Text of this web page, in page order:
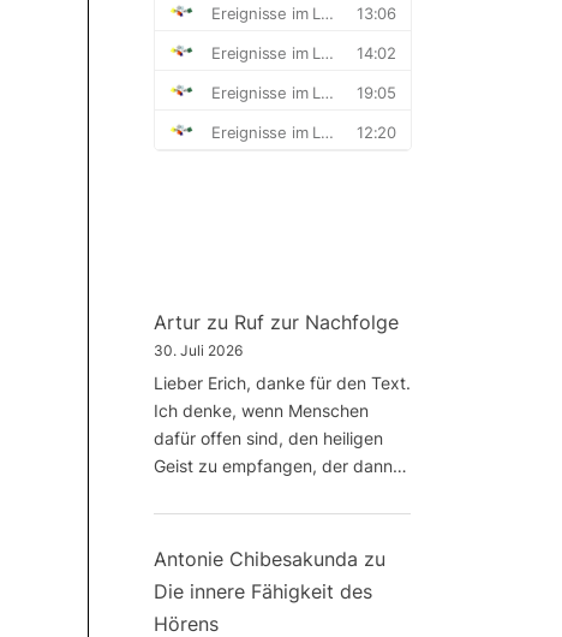
Arturzu Ruf zur Nachfolge
30. Juli 2026
Lieber Erich, danke für den Text.
Ich denke, wenn Menschen
dafür offen sind, den heiligen
Geist zu empfangen, der dann…
Antonie Chibesakunda zu
Die innere Fähigkeit des
Hörens